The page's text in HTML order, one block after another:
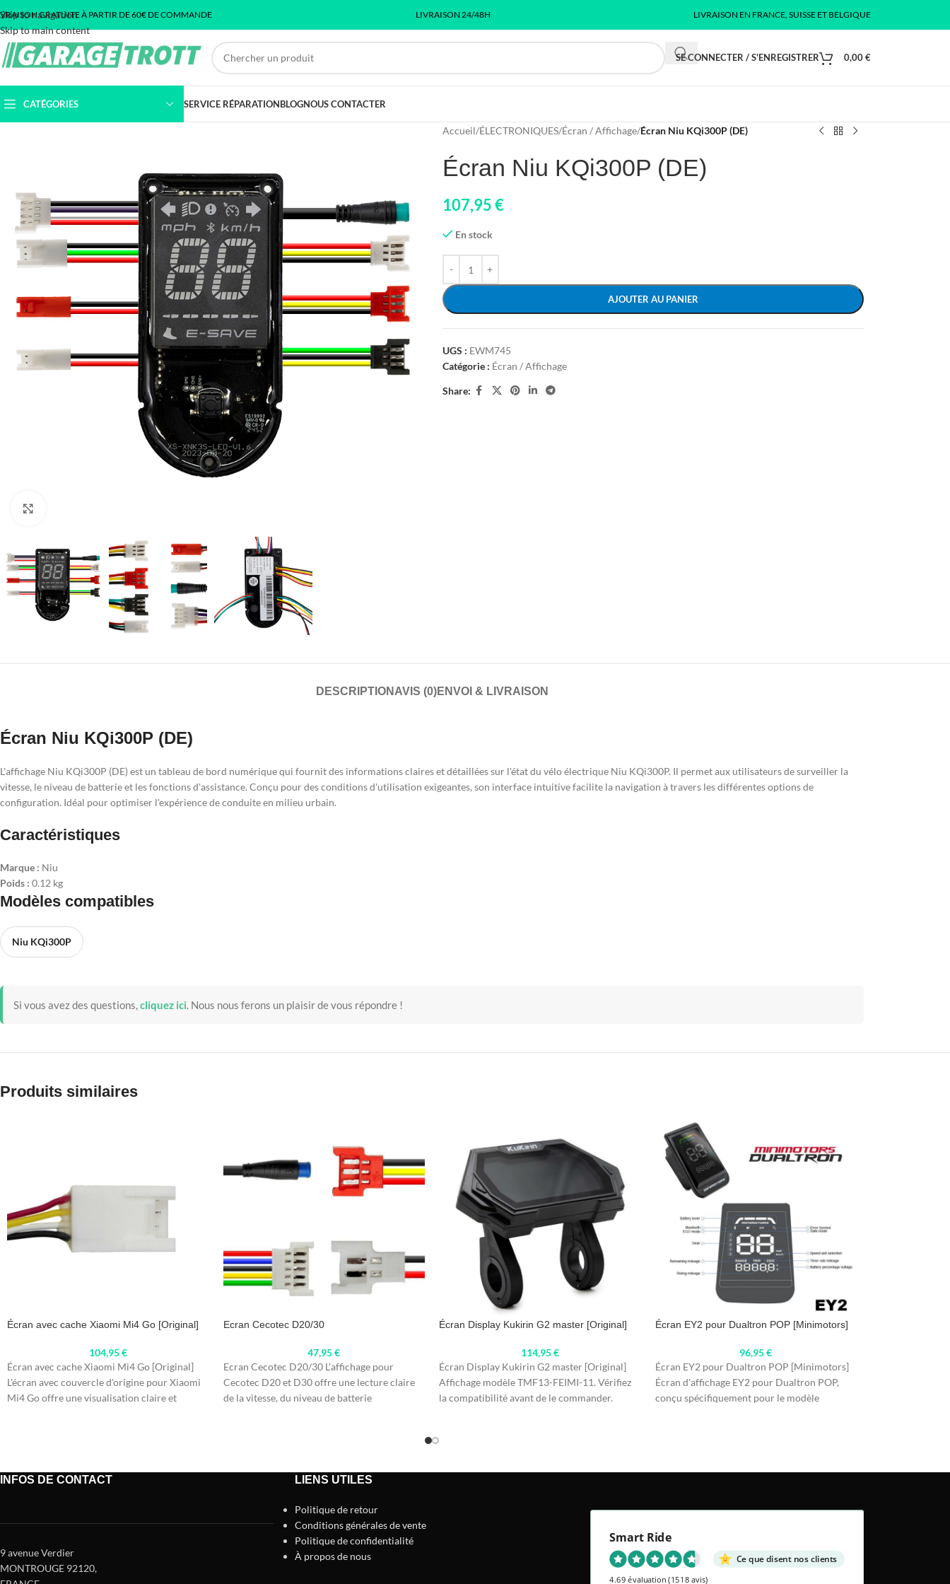
Skip to navigation
Skip to main content
GRATUITE À PARTIR DE 60€ DE COMMANDE LIVRAISON 24/48H LIVRAISON EN FRANCE, SUISSE ET BELGIQUE
SE CONNECTER / S'ENREGISTRER 0,00€
CATÉGORIES SERVICE RÉPARATIONBLOGNOUS CONTACTER
Accueil/ÉLECTRONIQUES/Écran / Affichage/Écran Niu KQi300P (DE)
Écran Niu KQi300P (DE)
107,95€
En stock
AJOUTER AU PANIER
UGS : EWM745
Catégorie : Écran / Affichage
Share:
DESCRIPTION AVIS (0)ENVOI & LIVRAISON
Écran Niu KQi300P (DE)
L'affichage Niu KQi300P (DE) est un tableau de bord numérique qui fournit des informations claires et détaillées sur l'état du vélo électrique Niu KQi300P. Il permet aux utilisateurs de surveiller la
vitesse, le niveau de batterie et les fonctions d'assistance. Conçu pour des conditions d'utilisation exigeantes, son interface intuitive facilite la navigation à travers les différentes options de
configuration. Idéal pour optimiser l'expérience de conduite en milieu urbain.
Caractéristiques
Marque : Niu
Poids : 0.12 kg
Modèles compatibles
Niu KQi300P
Si vous avez des questions,cliquez ici. Nous nous ferons un plaisir de vous répondre !
Produits similaires
Écran avec cache Xiaomi Mi4 Go [Original]
104,95€
Écran avec cache Xiaomi Mi4 Go [Original]
L'écran avec couvercle d'origine pour Xiaomi
Mi4 Go offre une visualisation claire et
Ecran Cecotec D20/30
47,95€
Ecran Cecotec D20/30 L'affichage pour
Cecotec D20 et D30 offre une lecture claire
de la vitesse, du niveau de batterie
Écran Display Kukirin G2 master [Original]
114,95€
Écran Display Kukirin G2 master [Original]
Affichage modèle TMF13-FEIMI-11. Vérifiez
la compatibilité avant de le commander.
Écran EY2 pour Dualtron POP [Minimotors]
96,95€
Écran EY2 pour Dualtron POP [Minimotors]
Écran d'affichage EY2 pour Dualtron POP,
conçu spécifiquement pour le modèle
INFOS DE CONTACT
9 avenue Verdier
MONTROUGE 92120,
LIENS UTILES
Politique de retour
Conditions générales de vente
Politique de confidentialité
À propos de nous
Smart Ride
Ce que disent nos clients
4.69 évaluation(1518 avis)